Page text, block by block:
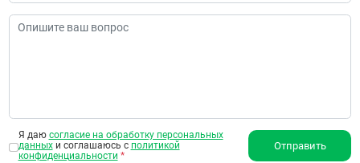
Я даю согласие на обработку персональных
данныхи соглашаюсь с политикой
конфиденциальности *
Отправить